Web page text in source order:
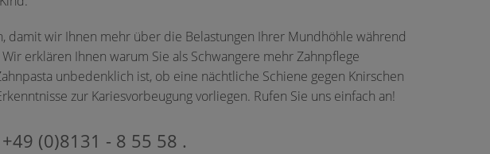
damit wir Ihnen mehr über die Belastungen Ihrer Mundhöhle während
erklären Ihnen warum Sie als Schwangere mehr Zahnpflege
unbedenklich ist, ob eine nächtliche Schiene gegen Knirschen
zur Kariesvorbeugung vorliegen. Rufen Sie uns einfach an!
+49 (0)8131 - 8 55 58 .